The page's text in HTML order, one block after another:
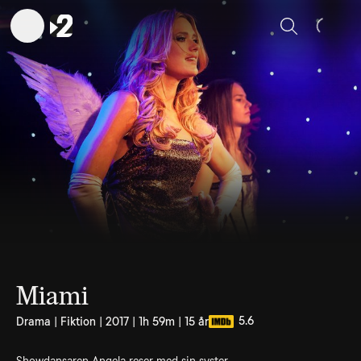
Sök
Miami
Drama | Fiktion | 2017 | 1h 59m | 15 år 5.6